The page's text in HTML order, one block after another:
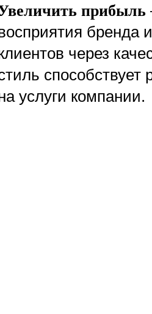
прибыль
бренда
через
способствует
услуги компании.
элементы для бренда вашей